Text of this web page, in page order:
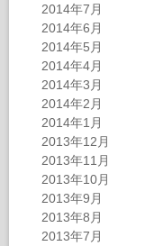
2014年7月
2014年6月
2014年5月
2014年4月
2014年3月
2014年2月
2014年1月
2013年12月
2013年11月
2013年10月
2013年9月
2013年8月
2013年7月